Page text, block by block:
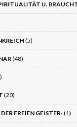
U.
(5)
(48)
(20)
FREIEN GEISTER‹(1)